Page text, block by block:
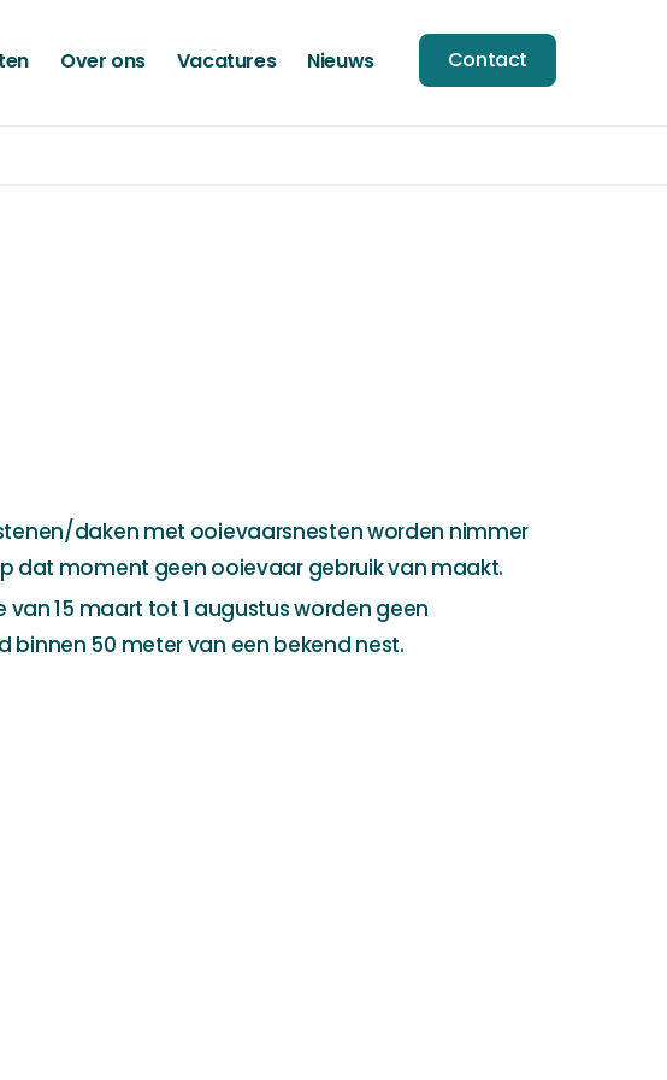
Over ons Vacatures Nieuws Contact
daken met ooievaarsnesten worden nimmer
dat moment geen ooievaar gebruik van maakt.
15 maart tot 1 augustus worden geen
binnen 50 meter van een bekend nest.